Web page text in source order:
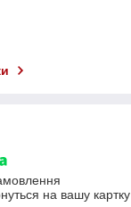
на вашу картку